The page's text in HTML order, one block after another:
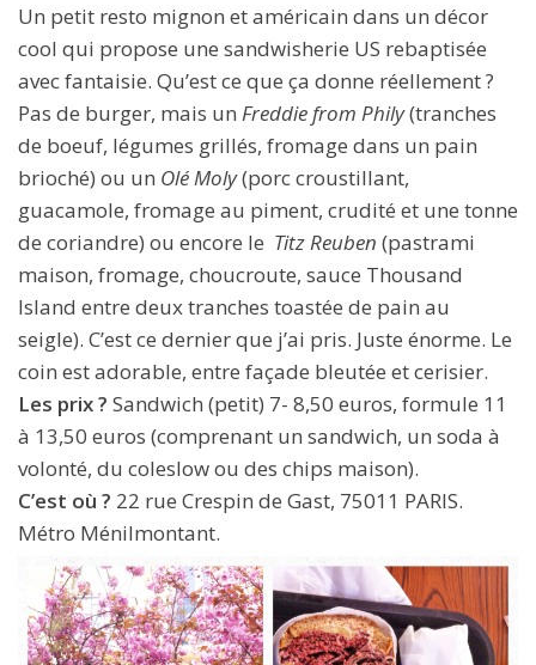
Un petit resto mignon et américain dans un décor
cool qui propose une sandwisherie US rebaptisée
avec fantaisie. Qu’est ce que ça donne réellement ?
Pas de burger, mais un Freddie from Phily(tranches
de boeuf, légumes grillés, fromage dans un pain
brioché) ou un Olé Moly(porc croustillant,
guacamole, fromage au piment, crudité et une tonne
de coriandre) ou encore le Titz Reuben (pastrami
maison, fromage, choucroute, sauce Thousand
Island entre deux tranches toastée de pain au
seigle). C’est ce dernier que j’ai pris. Juste énorme. Le
coin est adorable, entre façade bleutée et cerisier.
Les prix ? Sandwich (petit) 7- 8,50 euros, formule 11
à 13,50 euros (comprenant un sandwich, un soda à
volonté, du coleslow ou des chips maison).
C’est où ? 22 rue Crespin de Gast, 75011 PARIS.
Métro Ménilmontant.